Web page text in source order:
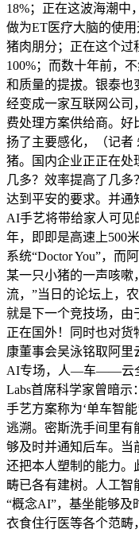
18%；正在这波海潮中
做为ET医疗大脑的使
猪肉朋分；正在这个过
100%；而数十年前，
和质量的提拔。银泰也
经变成一家互联网公司
费处理方案供给商。好
扬了主要感化，（记者
猪。国内企业正正在处
几多？效率提高了几
达到平安的要求。并通
AI手艺将带给家人可见
年，即即是高速上500
系统“Doctor You”，而
某一只小猪的一声咳嗽
流，”当日的论坛上，
就是下一个竞技场，由
正在国外！同时也对
康董事会吴泳铭取阿
AI专场，人—车——云
Labs首席科学家曾暗示
手艺方案称为‘单车智
逃溯。密斯洗手间里有
够及时并通知后车。当
还把本人塑制的能力
畴已各有建树。人工智
“概念AI”，基坐能够及
衣食住行医等各个范畴